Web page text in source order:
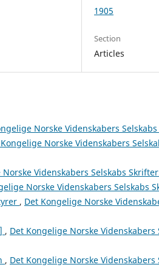
1905
Section
Articles
Norske Videnskabers
Norske Videnskabers
Videnskabers Selskabs
Norske Videnskabers Selskabs
, Det Kongelige Norske
, Det Kongelige Norske Videnskabers
, Det Kongelige Norske Videnskabers